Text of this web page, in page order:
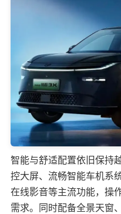
智能与舒适配置依旧保持
控大屏、流畅智能车机系
在线影音等主流功能，操
需求。同时配备全景天窗